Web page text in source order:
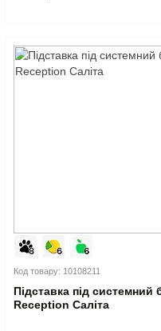
Код товару: 10108211
Підставка під системний
Reception Саліта